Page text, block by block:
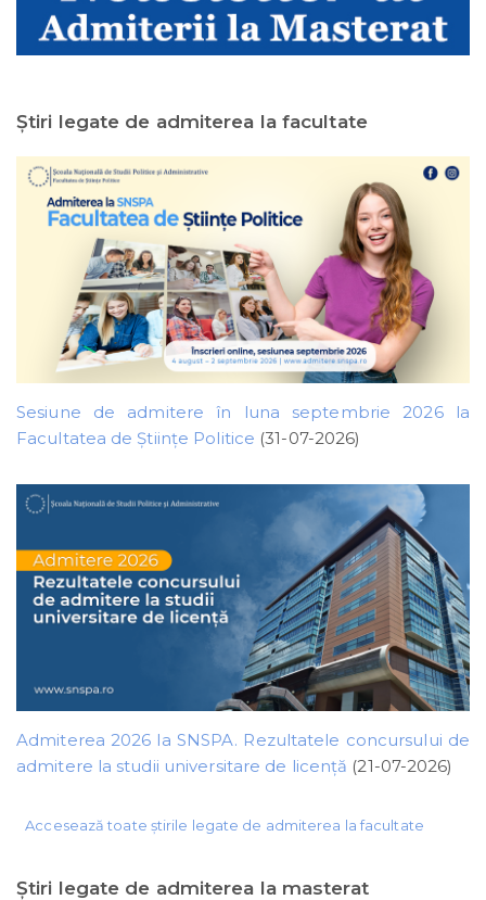
Ştiri legate de admiterea la facultate
Sesiune de admitere în luna septembrie 2026 la
Facultatea de Științe Politice (31-07-2026)
Admiterea 2026 la SNSPA. Rezultatele concursului de
admitere la studii universitare de licență (21-07-2026)
Accesează toate știrile legate de admiterea la facultate
Ştiri legate de admiterea la masterat